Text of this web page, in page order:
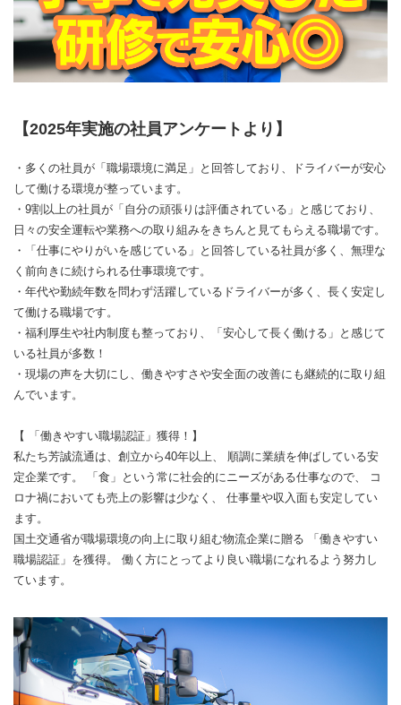
【2025年実施の社員アンケートより】
・多くの社員が「職場環境に満足」と回答しており、ドライバーが安心
して働ける環境が整っています。
・9割以上の社員が「自分の頑張りは評価されている」と感じており、
日々の安全運転や業務への取り組みをきちんと見てもらえる職場です。
・「仕事にやりがいを感じている」と回答している社員が多く、無理な
く前向きに続けられる仕事環境です。
・年代や勤続年数を問わず活躍しているドライバーが多く、長く安定し
て働ける職場です。
・福利厚生や社内制度も整っており、「安心して長く働ける」と感じて
いる社員が多数！
・現場の声を大切にし、働きやすさや安全面の改善にも継続的に取り組
んでいます。
【 「働きやすい職場認証」獲得！】
私たち芳誠流通は、創立から40年以上、 順調に業績を伸ばしている安
定企業です。 「食」という常に社会的にニーズがある仕事なので、 コ
ロナ禍においても売上の影響は少なく、 仕事量や収入面も安定してい
ます。
国土交通省が職場環境の向上に取り組む物流企業に贈る 「働きやすい
職場認証」を獲得。 働く方にとってより良い職場になれるよう努力し
ています。